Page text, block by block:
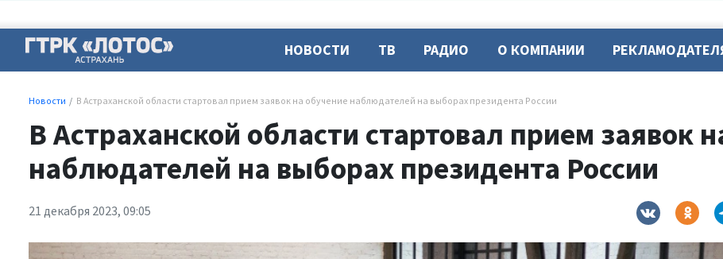
НОВОСТИ ТВ РАДИО О КОМПАНИИ
Новости В Астраханской области стартовал прием заявок на обучение наблюдателей на выборах президента России
В Астраханской области стартовал прием заявок
наблюдателей на выборах президента России
21 декабря 2023, 09:05